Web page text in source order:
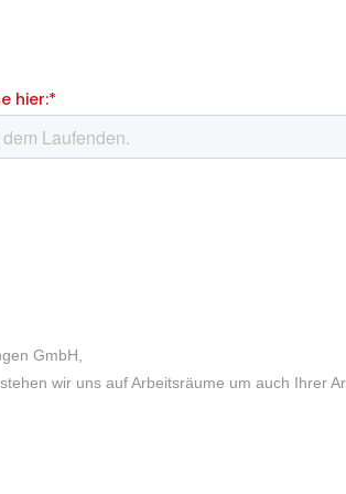
GmbH,
wir uns auf Arbeitsräume um auch Ihrer